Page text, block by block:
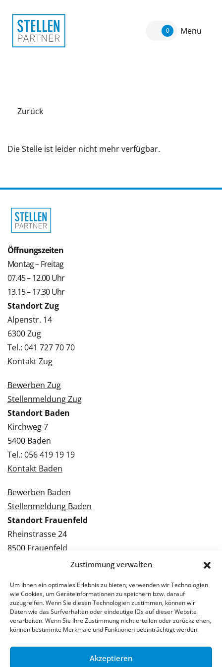
Zustimmung verwalten
Um Ihnen ein optimales Erlebnis zu bieten, verwenden wir Technologien
wie Cookies, um Geräteinformationen zu speichern bzw. darauf
zuzugreifen. Wenn Sie diesen Technologien zustimmen, können wir
Daten wie das Surfverhalten oder eindeutige IDs auf dieser Website
verarbeiten. Wenn Sie Ihre Zustimmung nicht erteilen oder zurückziehen,
können bestimmte Merkmale und Funktionen beeinträchtigt werden.
Akzeptieren
0 Menu
Zurück
Die Stelle ist leider nicht mehr verfügbar.
Öffnungszeiten
Montag – Freitag
07.45 – 12.00 Uhr
13.15 – 17.30 Uhr
Standort Zug
Alpenstr. 14
6300 Zug
Tel.: 041 727 70 70
Kontakt Zug
Bewerben Zug
Stellenmeldung Zug
Standort Baden
Kirchweg 7
5400 Baden
Tel.: 056 419 19 19
Kontakt Baden
Bewerben Baden
Stellenmeldung Baden
Standort Frauenfeld
Rheinstrasse 24
8500 Frauenfeld
Tel.: 052 224 09 09
Bewerben Frauenfeld
Stellenmeldung Frauenfeld
© 2026 Stellenpartner AG